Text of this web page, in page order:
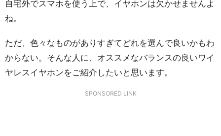
自宅外でスマホを使う上で、イヤホンは欠かせませんよ
ね。
ただ、色々なものがありすぎてどれを選んで良いかもわ
からない。そんな人に、オススメなバランスの良いワイ
ヤレスイヤホンをご紹介したいと思います。
SPONSORED LINK